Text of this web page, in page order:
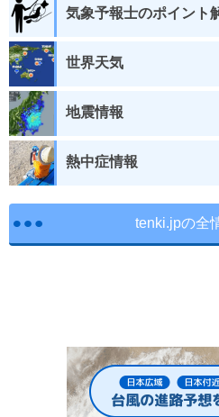
気象予報士のポイント
世界天気
地震情報
熱中症情報
tenki.jpの全